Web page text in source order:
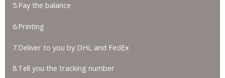
5.Pay the balance
6.Printing
7.Deliver to you by DHL and FedEx
8.Tell you the tracking number